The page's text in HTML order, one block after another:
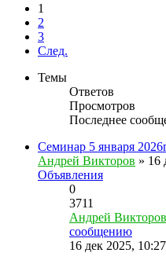
1
2
3
След.
Темы
Ответов
Просмотров
Последнее
Семинар 5 января
Андрей Викторов » 16
Объявления
0
3711
Андрей Викторов
сообщению
16 дек 2025, 10:27